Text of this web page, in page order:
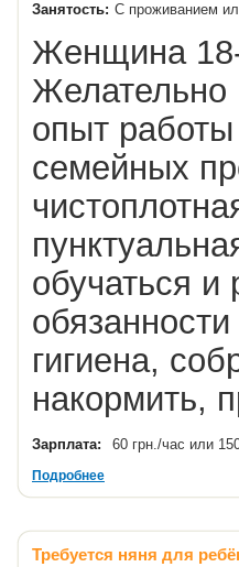
Занятость: С проживанием
Женщина
Желательно
опыт
семейных
обучаться и
гигиена,
накормить,
Зарплата: 60 грн./час или
Подробнее
Требуется няня для